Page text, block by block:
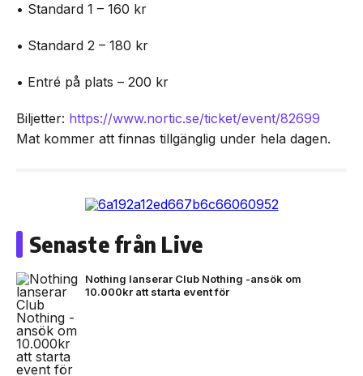
• Standard 1 – 160 kr
• Standard 2 – 180 kr
• Entré på plats – 200 kr
Biljetter: https://www.nortic.se/ticket/event/82699
Mat kommer att finnas tillgänglig under hela dagen.
Senaste från Live
Nothing lanserar Club Nothing -ansök om
10.000kr att starta event för